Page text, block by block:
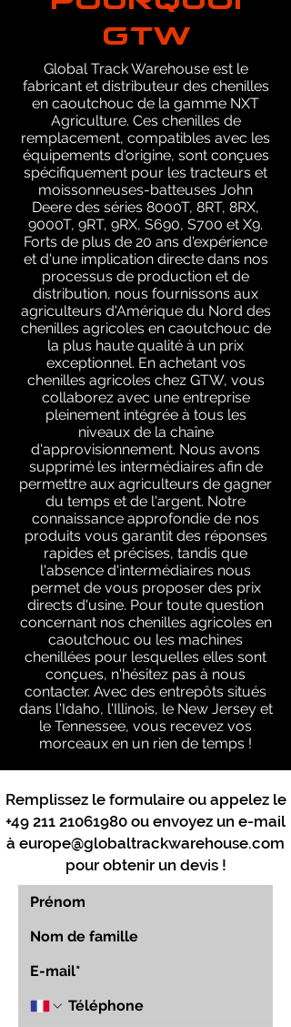
GTW
Global Track Warehouse est le
fabricant et distributeur des chenilles
en caoutchouc de la gamme NXT
Agriculture. Ces chenilles de
remplacement, compatibles avec les
équipements d'origine, sont conçues
spécifiquement pour les tracteurs et
moissonneuses-batteuses John
Deere des séries 8000T, 8RT, 8RX,
9000T, 9RT, 9RX, S690, S700 et X9.
Forts de plus de 20 ans d'expérience
et d'une implication directe dans nos
processus de production et de
distribution, nous fournissons aux
agriculteurs d'Amérique du Nord des
chenilles agricoles en caoutchouc de
la plus haute qualité à un prix
exceptionnel. En achetant vos
chenilles agricoles chez GTW, vous
collaborez avec une entreprise
pleinement intégrée à tous les
niveaux de la chaîne
d'approvisionnement. Nous avons
supprimé les intermédiaires afin de
permettre aux agriculteurs de gagner
du temps et de l'argent. Notre
connaissance approfondie de nos
produits vous garantit des réponses
rapides et précises, tandis que
l'absence d'intermédiaires nous
permet de vous proposer des prix
directs d'usine. Pour toute question
concernant nos chenilles agricoles en
caoutchouc ou les machines
chenillées pour lesquelles elles sont
conçues, n'hésitez pas à nous
contacter. Avec des entrepôts situés
dans l'Idaho, l'Illinois, le New Jersey et
le Tennessee, vous recevez vos
morceaux en un rien de temps !
Remplissez le formulaire ou appelez le
+49 211 21061980 ou envoyez un e-mail
à europe@globaltrackwarehouse.com
pour obtenir un devis !